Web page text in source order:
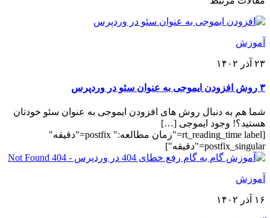
آموزش
۲۳ آذر ۱۴۰۲
۳ روش افزودن ایموجی به عنوان سئو در وردپرس
شما هم به دنبال روش های افزودن ایموجی به عنوان سئو خودتان
هستید؟! وجود ایموجی […]
[rt_reading_time label="زمان مطالعه:" postfix="دقیقه"
postfix_singular="دقیقه"]
آموزش
۱۶ آذر ۱۴۰۲